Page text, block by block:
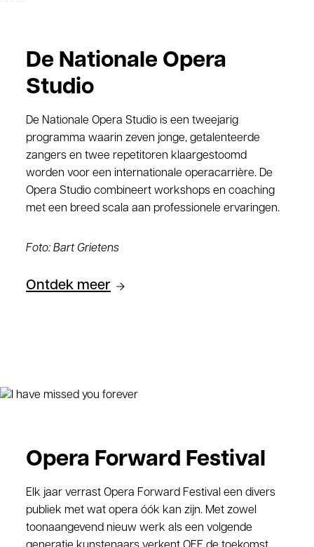
De Nationale Opera
Studio
De Nationale Opera Studio is een tweejarig
programma waarin zeven jonge, getalenteerde
zangers en twee repetitoren klaargestoomd
worden voor een internationale operacarrière. De
Opera Studio combineert workshops en coaching
met een breed scala aan professionele ervaringen.
Foto: Bart Grietens
Ontdek meer
Opera Forward Festival
Elk jaar verrast Opera Forward Festival een divers
publiek met wat opera óók kan zijn. Met zowel
toonaangevend nieuw werk als een volgende